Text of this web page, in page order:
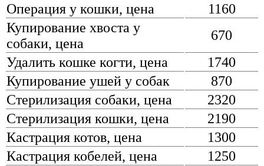
Операция у кошки, цена
1160
Купирование хвоста у
собаки, цена
670
Удалить кошке когти, цена
1740
Купирование ушей у собак
870
Стерилизация собаки, цена
2320
Стерилизация кошки, цена
2190
Кастрация котов, цена
1300
Кастрация кобелей, цена
1250